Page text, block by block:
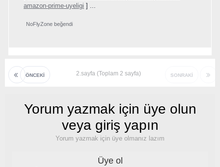
amazon-prime-uyeligi ] ...
NoFlyZone beğendi
ÖNCEKI SONRAKI
2.sayfa (Toplam 2 sayfa)
Yorum yazmak için üye olun
veya giriş yapın
Yorum yazmak için üye olmanız lazım
Üye ol